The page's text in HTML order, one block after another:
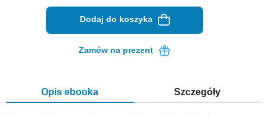
Dodaj do koszyka
Zamów na prezent
Opis ebooka Szczegóły